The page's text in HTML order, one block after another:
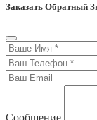
Заказать Обратный
Сообщение